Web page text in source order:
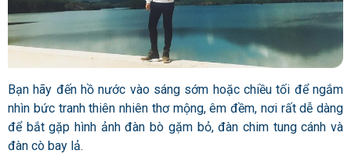
Bạn hãy đến hồ nước vào sáng sớm hoặc chiều tối để ngắm
nhìn bức tranh thiên nhiên thơ mộng, êm đềm, nơi rất dễ dàng
để bắt gặp hình ảnh đàn bò gặm bỏ, đàn chim tung cánh và
đàn cò bay lả.